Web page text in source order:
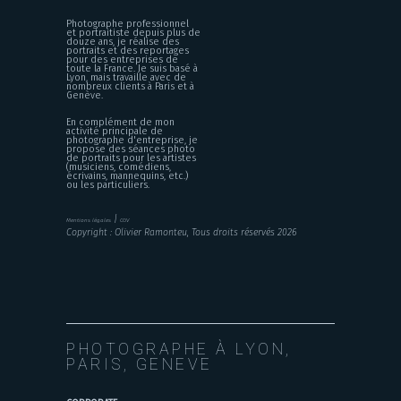
Photographe professionnel
et portraitiste depuis plus de
douze ans, je réalise des
portraits et des reportages
pour des entreprises de
toute la France. Je suis basé à
Lyon, mais travaille avec de
nombreux clients à Paris et à
Genève.
En complément de mon
activité principale de
photographe d'entreprise, je
propose des séances photo
de portraits pour les artistes
(musiciens, comédiens,
écrivains, mannequins, etc.)
ou les particuliers.
Mentions légales | CGV
Copyright : Olivier Ramonteu, Tous droits réservés 2026
PHOTOGRAPHE À LYON,
PARIS, GENEVE